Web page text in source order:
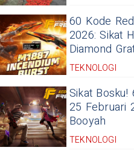
60 Kode
2026: Sikat
Diamond
TEKNOLOGI
Sikat Bosku!
25 Februari
Booyah
TEKNOLOGI